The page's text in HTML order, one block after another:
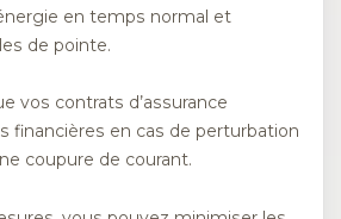
en temps normal et
de pointe.
vos contrats d’assurance
financières en cas de perturbation
coupure de courant.